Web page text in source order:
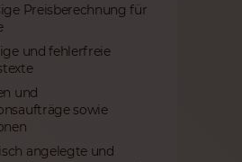
Preisberechnung für
und fehlerfreie
und
sowie
angelegte und